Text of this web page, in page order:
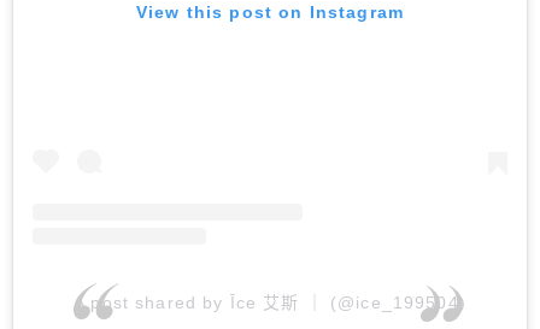
View this post on Instagram
A post shared by Īce 艾斯 ｜ (@ice_199504)